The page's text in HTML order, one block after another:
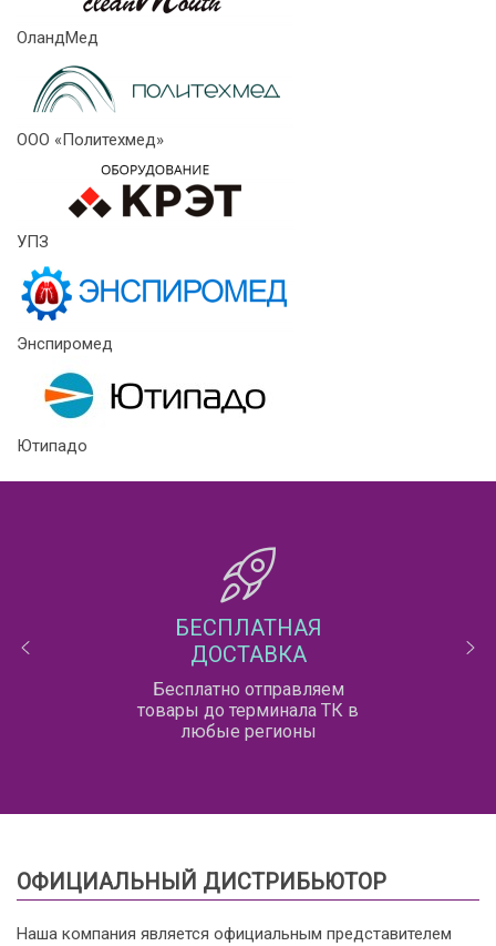
ОландМед
ООО «Политехмед»
УПЗ
Энспиромед
Ютипадо
БЕСПЛАТНАЯ
ДОСТАВКА
Бесплатно отправляем
товары до терминала ТК в
любые регионы
ОФИЦИАЛЬНЫЙ ДИСТРИБЬЮТОР
Наша компания является официальным представителем